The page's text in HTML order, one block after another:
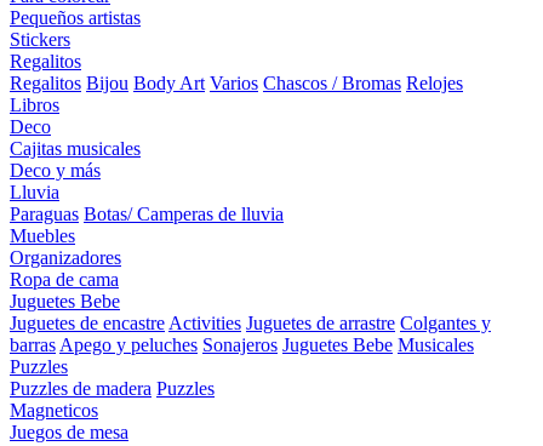
Pequeños artistas
Stickers
Regalitos
Regalitos Bijou Body Art Varios Chascos / Bromas Relojes
Libros
Deco
Cajitas musicales
Deco y más
Lluvia
Paraguas Botas/ Camperas de lluvia
Muebles
Organizadores
Ropa de cama
Juguetes Bebe
Juguetes de encastre Activities Juguetes de arrastre Colgantes y
barras Apego y peluches Sonajeros Juguetes Bebe Musicales
Puzzles
Puzzles de madera Puzzles
Magneticos
Juegos de mesa